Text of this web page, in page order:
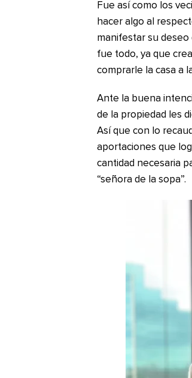
Fue así como los
hacer algo al
manifestar su deseo
fue todo, ya que
comprarle la casa a
Ante la buena
de la propiedad les
Así que con lo
aportaciones que
cantidad necesaria
“señora de la sopa”.